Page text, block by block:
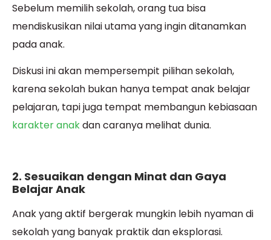
Sebelum memilih sekolah, orang tua bisa
mendiskusikan nilai utama yang ingin ditanamkan
pada anak.
Diskusi ini akan mempersempit pilihan sekolah,
karena sekolah bukan hanya tempat anak belajar
pelajaran, tapi juga tempat membangun kebiasaan
karakter anakdan caranya melihat dunia.
2. Sesuaikan dengan Minat dan Gaya
Belajar Anak
Anak yang aktif bergerak mungkin lebih nyaman di
sekolah yang banyak praktik dan eksplorasi.